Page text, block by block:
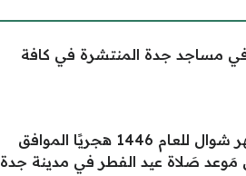
في مساجد جدة المنتشرة في كافة
إن مَوعد صَلاة عِيد الفطْر في جدّة للعام 1446 – 2025 سيكون بعد شروق شمس يوم الأربعاء الأول من شهر شوال للعام 1446 هجريًا الموافق
وبذلك يكون مَوعد صَلاة عيد الفطر في مدينة جدة